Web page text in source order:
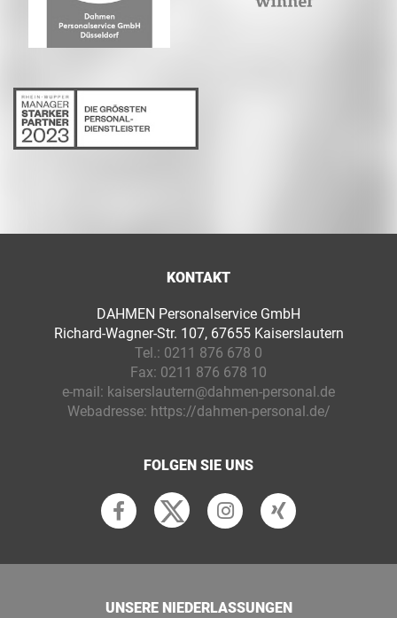
KONTAKT
DAHMEN Personalservice GmbH
Richard-Wagner-Str. 107, 67655 Kaiserslautern
Tel.: 0211 876 678 0
Fax: 0211 876 678 10
e-mail: kaiserslautern@dahmen-personal.de
Webadresse: https://dahmen-personal.de/
FOLGEN SIE UNS
UNSERE NIEDERLASSUNGEN